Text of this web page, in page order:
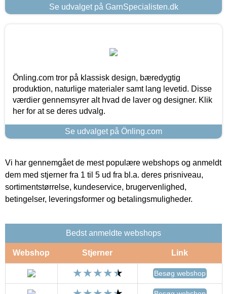
Se udvalget på GarnSpecialisten.dk
Önling.com tror på klassisk design, bæredygtig
produktion, naturlige materialer samt lang levetid. Disse
værdier gennemsyrer alt hvad de laver og designer. Klik
her for at se deres udvalg.
Se udvalget på Önling.com
Vi har gennemgået de mest populære webshops og anmeldt
dem med stjerner fra 1 til 5 ud fra bl.a. deres prisniveau,
sortimentstørrelse, kundeservice, brugervenlighed,
betingelser, leveringsformer og betalingsmuligheder.
Bedst anmeldte webshops
Webshop Stjerner Link
Besøg webshop